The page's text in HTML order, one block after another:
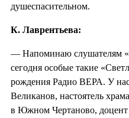
душеспасительном.
К. Лаврентьева:
— Напоминаю слушателям
сегодня особые такие
рождения Радио ВЕРА. У
Великанов, настоятель
в Южном Чертаново, доцент